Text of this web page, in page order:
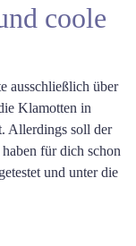
coole
ausschließlich über
Klamotten in
Allerdings soll der
für dich schon
und unter die